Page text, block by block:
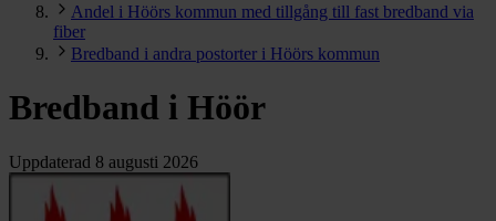
Andel i Höörs kommun med tillgång till fast bredband via
fiber
Bredband i andra postorter i Höörs kommun
Bredband i Höör
Uppdaterad 8 augusti 2026